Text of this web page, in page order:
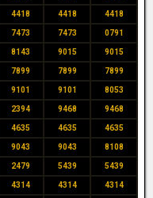
4418 4418 4418
7473 7473 0791
8143 9015 9015
7899 7899 7899
9101 9101 8053
2394 9468 9468
4635 4635 4635
9043 9043 8108
2479 5439 5439
4314 4314 4314